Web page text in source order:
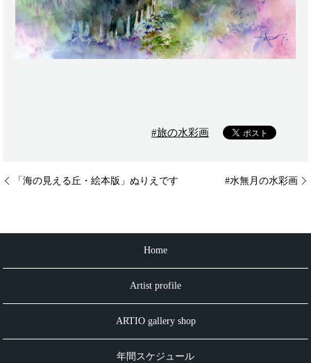
#旅の水彩画
「海の見える丘・絵本版」ぬりえです #水無月の水彩画
Home
Artist profile
ARTIO gallery shop
年間スケジュール